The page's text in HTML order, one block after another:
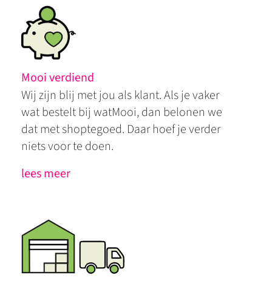
Mooi verdiend
Wij zijn blij met jou als klant. Als je vaker
wat bestelt bij watMooi, dan belonen we
dat met shoptegoed. Daar hoef je verder
niets voor te doen.
lees meer